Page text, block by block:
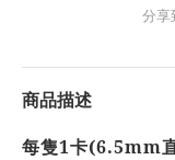
分享
商品描述
每隻1卡(6.5mm